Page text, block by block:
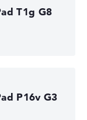
T1g G8
P16v G3